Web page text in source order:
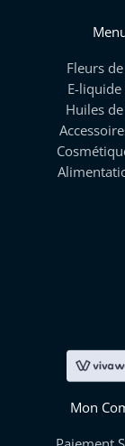
Fleurs
E-liquide
Huiles de
Mon